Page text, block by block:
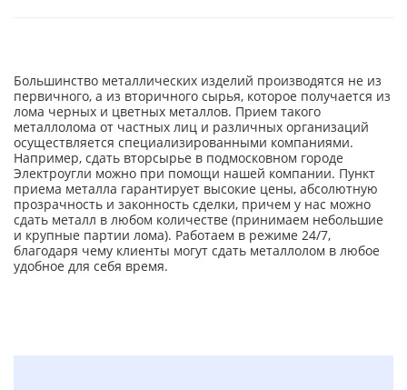
Большинство металлических изделий производятся не из
первичного, а из вторичного сырья, которое получается из
лома черных и цветных металлов. Прием такого
металлолома от частных лиц и различных организаций
осуществляется специализированными компаниями.
Например, сдать вторсырье в подмосковном городе
Электроугли можно при помощи нашей компании. Пункт
приема металла гарантирует высокие цены, абсолютную
прозрачность и законность сделки, причем у нас можно
сдать металл в любом количестве (принимаем небольшие
и крупные партии лома). Работаем в режиме 24/7,
благодаря чему клиенты могут сдать металлолом в любое
удобное для себя время.